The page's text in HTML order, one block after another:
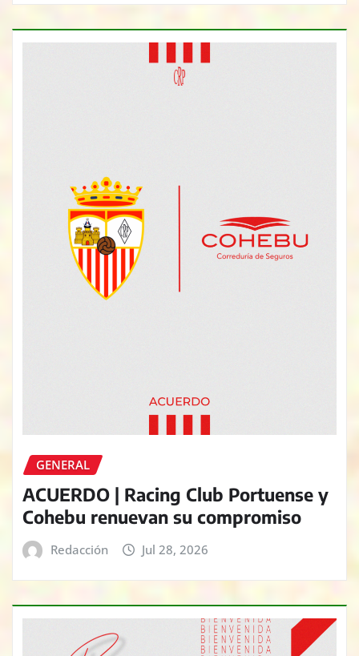
GENERAL
ACUERDO | Racing Club Portuense y
Cohebu renuevan su compromiso
Redacción Jul 28, 2026